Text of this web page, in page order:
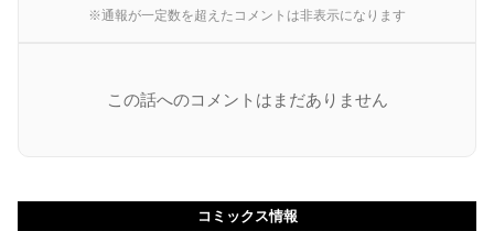
※通報が一定数を超えたコメントは非表示になります
この話へのコメントはまだありません
コミックス情報